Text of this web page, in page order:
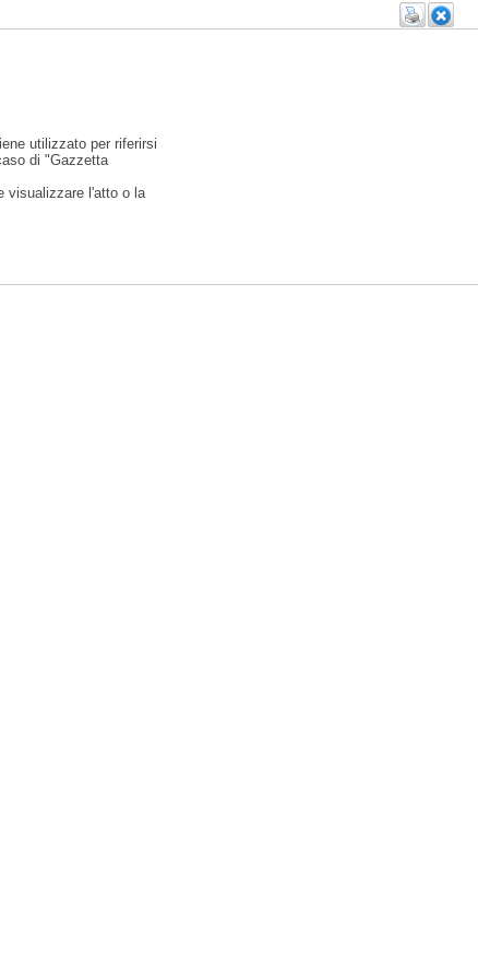
utilizzato per riferirsi
di "Gazzetta
visualizzare l'atto o la